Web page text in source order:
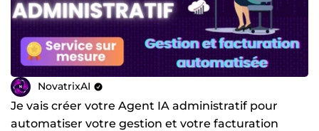
NovatrixAI
Je vais créer votre Agent IA administratif pour
automatiser votre gestion et votre facturation